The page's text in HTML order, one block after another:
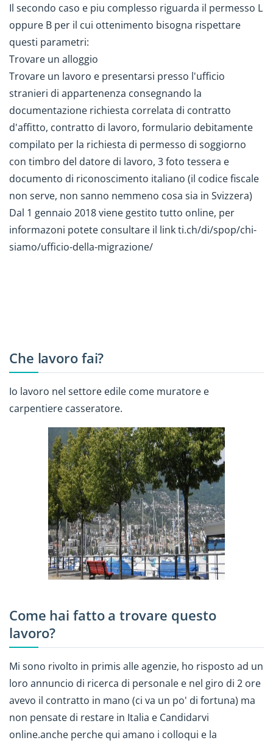
Il secondo caso e piu complesso riguarda il permesso L
oppure B per il cui ottenimento bisogna rispettare
questi parametri:
Trovare un alloggio
Trovare un lavoro e presentarsi presso l'ufficio
stranieri di appartenenza consegnando la
documentazione richiesta correlata di contratto
d'affitto, contratto di lavoro, formulario debitamente
compilato per la richiesta di permesso di soggiorno
con timbro del datore di lavoro, 3 foto tessera e
documento di riconoscimento italiano (il codice fiscale
non serve, non sanno nemmeno cosa sia in Svizzera)
Dal 1 gennaio 2018 viene gestito tutto online, per
informazoni potete consultare il link ti.ch/di/spop/chi-
siamo/ufficio-della-migrazione/
Che lavoro fai?
Io lavoro nel settore edile come muratore e
carpentiere casseratore.
Come hai fatto a trovare questo
lavoro?
Mi sono rivolto in primis alle agenzie, ho risposto ad un
loro annuncio di ricerca di personale e nel giro di 2 ore
avevo il contratto in mano (ci va un po' di fortuna) ma
non pensate di restare in Italia e Candidarvi
online.anche perche qui amano i colloqui e la